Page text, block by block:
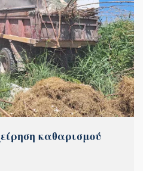
καθαρισμού